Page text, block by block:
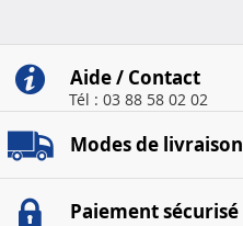
Aide / Contact
Tél : 03 88 58 02 02
Modes de livraison
Paiement sécurisé